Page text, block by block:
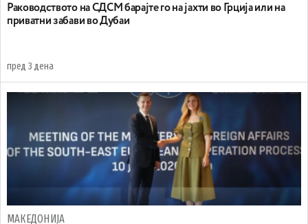
Раководството на СДСМ барајте го на јахти во Грција или на
приватни забави во Дубаи
пред 3 дена
МАКЕДОНИЈА